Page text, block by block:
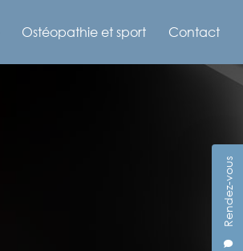
Rendez-vous
Ostéopathie et sport Contact